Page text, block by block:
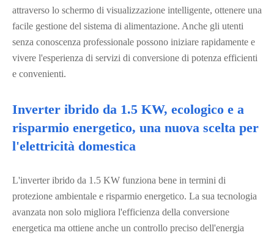
attraverso lo schermo di visualizzazione intelligente, ottenere una
facile gestione del sistema di alimentazione. Anche gli utenti
senza conoscenza professionale possono iniziare rapidamente e
vivere l'esperienza di servizi di conversione di potenza efficienti
e convenienti.
Inverter ibrido da 1.5 KW, ecologico e a
risparmio energetico, una nuova scelta per
l'elettricità domestica
L'inverter ibrido da 1.5 KW funziona bene in termini di
protezione ambientale e risparmio energetico. La sua tecnologia
avanzata non solo migliora l'efficienza della conversione
energetica ma ottiene anche un controllo preciso dell'energia